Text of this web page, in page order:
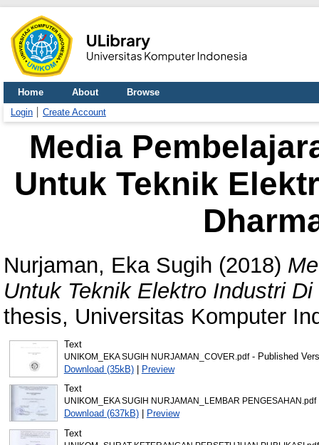
Home About
Browse
Login
Create Account
Media
Untuk Teknik
Nurjaman, Eka Sugih (2018)
Untuk Teknik Elektro Industri
thesis, Universitas Komputer
Text
UNIKOM_EKA SUGIH NURJAMAN_COVER.pdf- Published
Download (35kB)| Preview
Text
UNIKOM_EKA SUGIH NURJAMAN_LEMBAR PENGESAHAN.pdf
Download (637kB)|
Preview
Text